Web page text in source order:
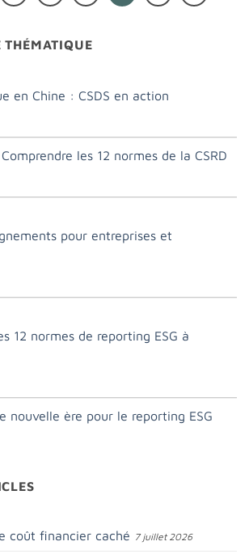
THÉMATIQUE
en Chine : CSDS en action
les 12 normes de la CSRD
pour entreprises et
12 normes de reporting ESG à
nouvelle ère pour le reporting ESG
coût financier caché 7 juillet 2026